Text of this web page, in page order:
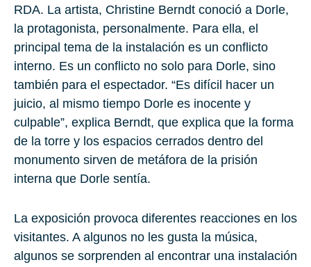
RDA. La artista, Christine Berndt conoció a Dorle,
la protagonista, personalmente. Para ella, el
principal tema de la instalación es un conflicto
interno. Es un conflicto no solo para Dorle, sino
también para el espectador. “Es difícil hacer un
juicio, al mismo tiempo Dorle es inocente y
culpable”, explica Berndt, que explica que la forma
de la torre y los espacios cerrados dentro del
monumento sirven de metáfora de la prisión
interna que Dorle sentía.
La exposición provoca diferentes reacciones en los
visitantes. A algunos no les gusta la música,
algunos se sorprenden al encontrar una instalación